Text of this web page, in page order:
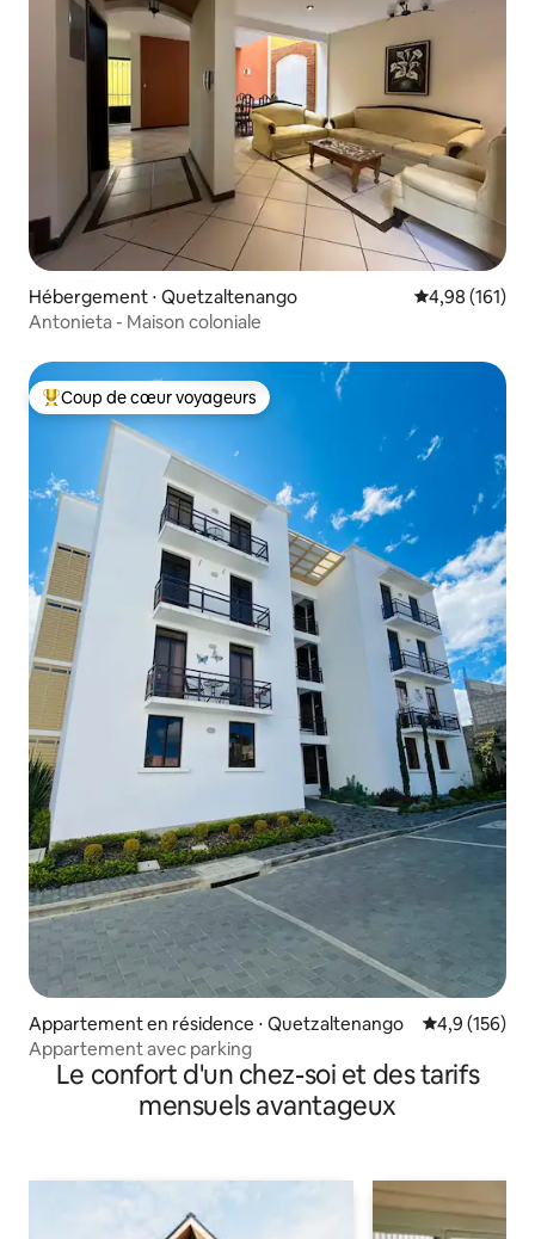
Hébergement ⋅ Quetzaltenango Évaluation
4,98 (161)
Antonieta - Maison coloniale
Coups de cœur voyageurs les plus appréciés
Coup de cœur voyageurs
Appartement en résidence ⋅ Quetzaltenango Évaluation
4,9 (156)
Appartement avec parking
Le confort d'un chez-soi et des tarifs
mensuels avantageux